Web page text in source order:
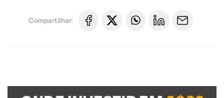
Compartilhar: